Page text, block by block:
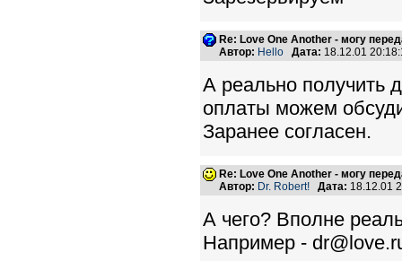
Re: Love One Another - могу
Автор: Hello Дата: 18.12.01
А реально получить
оплаты можем
Заранее согласен.
Re: Love One Another - могу
Автор: Dr. Robert! Дата: 18.12.01
А чего? Вполне
Например -